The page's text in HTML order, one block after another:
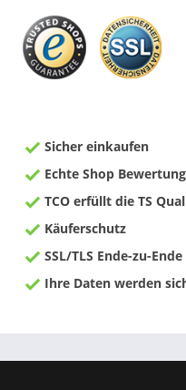
Sicher einkaufen
Echte Shop
TCO erfüllt die TS
Käuferschutz
SSL/TLS Ende-zu-
Ihre Daten werden